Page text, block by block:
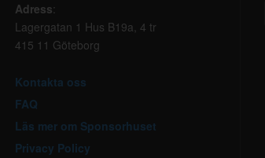
Adress:
Lagergatan 1 Hus B19a, 4 tr
415 11 Göteborg
Kontakta oss
FAQ
Läs mer om Sponsorhuset
Privacy Policy